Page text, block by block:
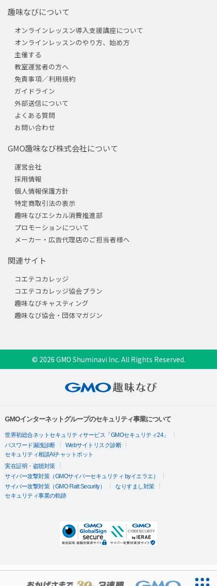
趣味なびについて
オンラインレッスン導入支援講座について
オンラインレッスンのやり方、始め方
主催する
教室運営者の方へ
免責事項／利用規約
ガイドライン
外部送信について
よくある質問
お問い合わせ
GMO趣味なび株式会社について
運営会社
採用情報
個人情報保護方針
特定商取引法の表示
趣味なびエシカル消費推進部
プロモーションについて
メーカー・広告代理店のご担当者様へ
関連サイト
コエテコカレッジ
コエテコカレッジ協会プラン
趣味なびキャスティング
趣味なび協会・団体マガジン
© 2026 GMO Shuminavi Inc. All Rights Reserved.